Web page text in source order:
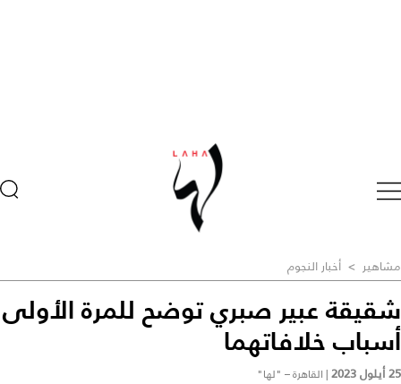
مشاهير > أخبار النجوم
شقيقة عبير صبري توضح للمرة الأولى
أسباب خلافاتهما
25 أيلول 2023 | القاهرة – "لها"